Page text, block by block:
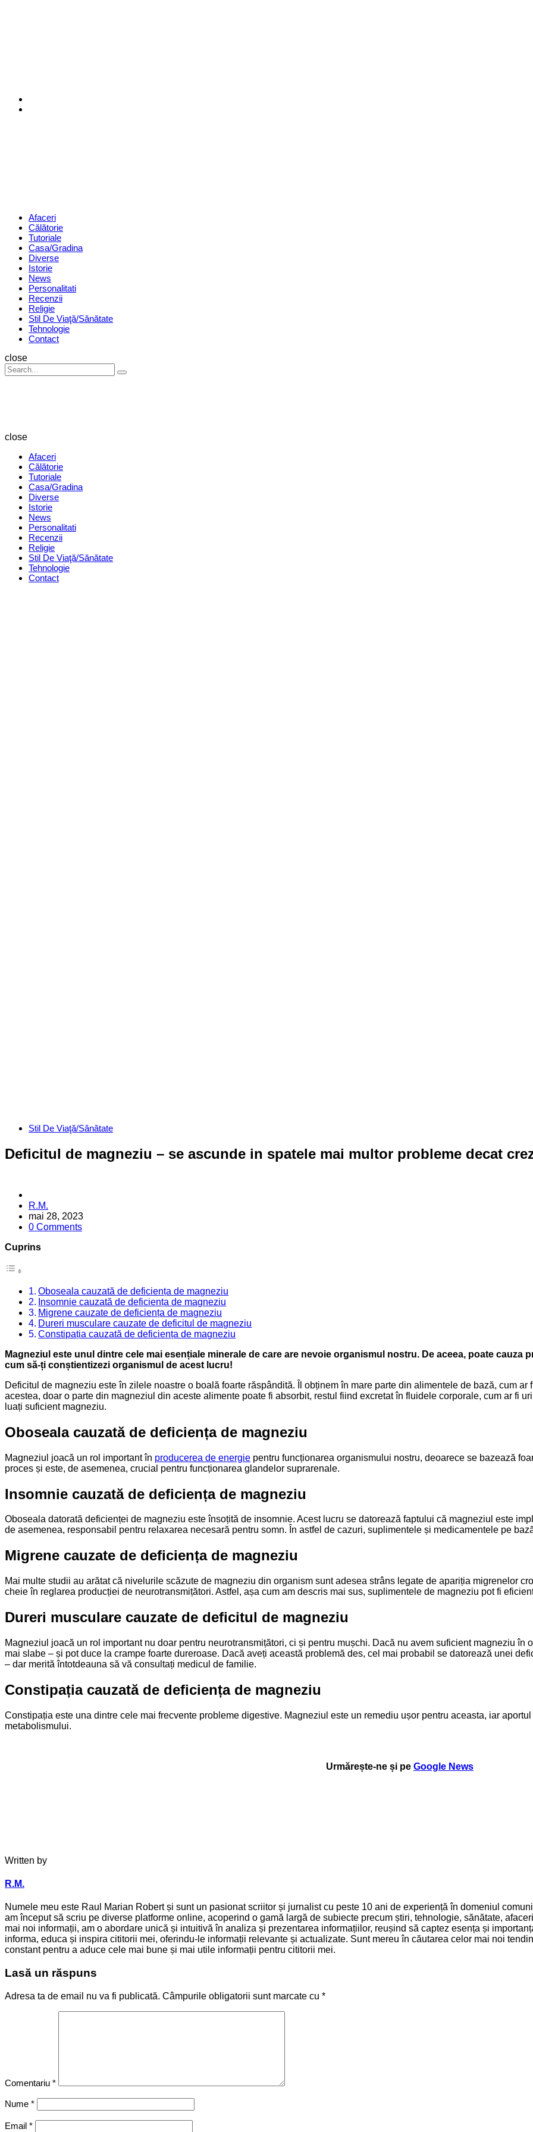
Menu Afaceri
Călătorie
Tutoriale
Casa/Gradina
Diverse
Istorie
News
Personalitati
Recenzii
Religie
Stil De Viaţă/Sănătate
Tehnologie
Contact
Search
close
Search
for:
Search
close
Afaceri
Călătorie
Tutoriale
Casa/Gradina
Diverse
Istorie
News
Personalitati
Recenzii
Religie
Stil De Viaţă/Sănătate
Tehnologie
Contact
CategoriesStil De Viaţă/Sănătate
Deficitul de magneziu – se ascunde in spatele mai multor probleme decat
Posted
by
R.M.
mai 28, 2023
0 Comments
Cuprins
Oboseala cauzată de deficiența de magneziu
Insomnie cauzată de deficiența de magneziu
Migrene cauzate de deficiența de magneziu
Dureri musculare cauzate de deficitul de magneziu
Constipația cauzată de deficiența de magneziu
Magneziul este unul dintre cele mai esențiale minerale de care are nevoie organismul nostru. De aceea, poate cauza
cum să-ți conștientizezi organismul de acest lucru!
Deficitul de magneziu este în zilele noastre o boală foarte răspândită. Îl obținem în mare parte din alimentele de bază, cum
acestea, doar o parte din magneziul din aceste alimente poate fi absorbit, restul fiind excretat în fluidele corporale, cum ar fi
luați suficient magneziu.
Oboseala cauzată de deficiența de magneziu
Magneziul joacă un rol important în producerea de energie pentru funcționarea organismului nostru, deoarece se bazează
proces și este, de asemenea, crucial pentru funcționarea glandelor suprarenale.
Insomnie cauzată de deficiența de magneziu
Oboseala datorată deficienței de magneziu este însoțită de insomnie. Acest lucru se datorează faptului că magneziul este
de asemenea, responsabil pentru relaxarea necesară pentru somn. În astfel de cazuri, suplimentele și medicamentele pe
Migrene cauzate de deficiența de magneziu
Mai multe studii au arătat că nivelurile scăzute de magneziu din organism sunt adesea strâns legate de apariția migrenelor
cheie în reglarea producției de neurotransmițători. Astfel, așa cum am descris mai sus, suplimentele de magneziu pot fi
Dureri musculare cauzate de deficitul de magneziu
Magneziul joacă un rol important nu doar pentru neurotransmițători, ci și pentru mușchi. Dacă nu avem suficient magneziu
mai slabe – și pot duce la crampe foarte dureroase. Dacă aveți această problemă des, cel mai probabil se datorează unei
– dar merită întotdeauna să vă consultați medicul de familie.
Constipația cauzată de deficiența de magneziu
Constipația este una dintre cele mai frecvente probleme digestive. Magneziul este un remediu ușor pentru aceasta, iar
metabolismului.
Urmărește-ne și pe Google News
Written by
R.M.
Numele meu este Raul Marian Robert și sunt un pasionat scriitor și jurnalist cu peste 10 ani de experiență în domeniul
am început să scriu pe diverse platforme online, acoperind o gamă largă de subiecte precum știri, tehnologie, sănătate,
mai noi informații, am o abordare unică și intuitivă în analiza și prezentarea informațiilor, reușind să captez esența și
informa, educa și inspira cititorii mei, oferindu-le informații relevante și actualizate. Sunt mereu în căutarea celor mai noi
constant pentru a aduce cele mai bune și mai utile informații pentru cititorii mei.
Lasă un răspuns
Adresa ta de email nu va fi publicată. Câmpurile obligatorii sunt marcate cu *
Comentariu *
Nume *
Email *